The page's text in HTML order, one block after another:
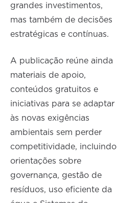
grandes investimentos,
mas também de decisões
estratégicas e contínuas.
A publicação reúne ainda
materiais de apoio,
conteúdos gratuitos e
iniciativas para se adaptar
às novas exigências
ambientais sem perder
competitividade, incluindo
orientações sobre
governança, gestão de
resíduos, uso eficiente da